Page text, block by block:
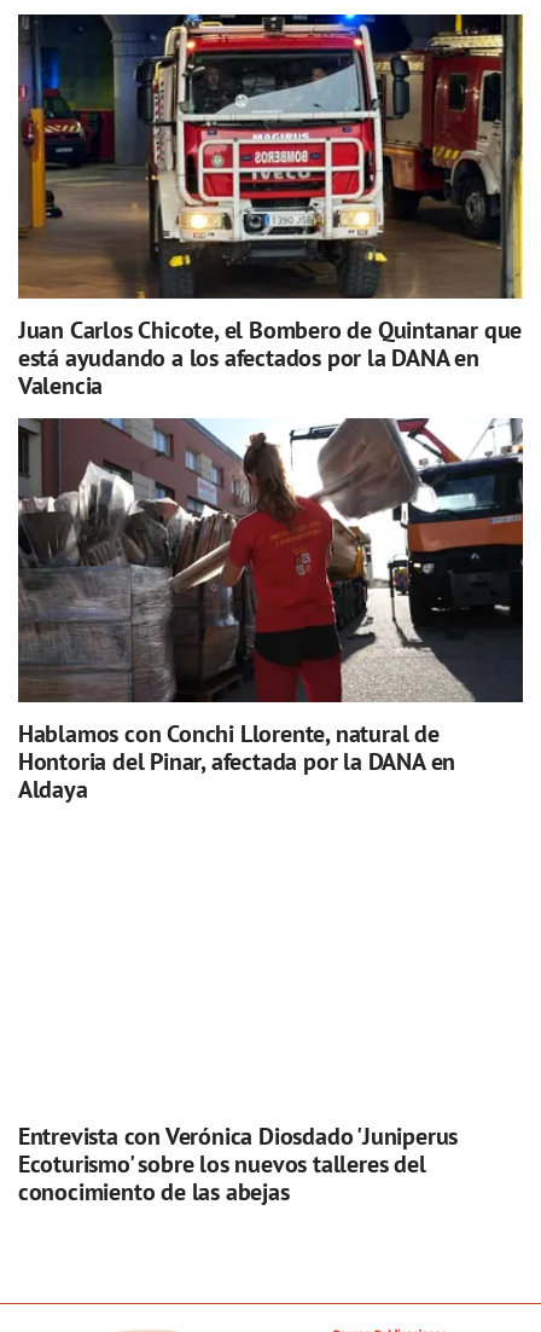
Juan Carlos Chicote, el Bombero de Quintanar que
está ayudando a los afectados por la DANA en
Valencia
Hablamos con Conchi Llorente, natural de
Hontoria del Pinar, afectada por la DANA en
Aldaya
Entrevista con Verónica Diosdado 'Juniperus
Ecoturismo' sobre los nuevos talleres del
conocimiento de las abejas